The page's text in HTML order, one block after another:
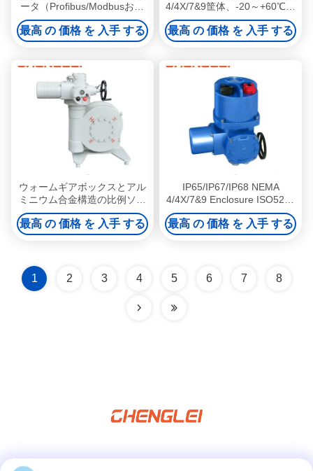
ータ（Profibus/Modbusおよ
び手動オーバーライド付き、
発電所向け）
最高 の 価格 を 入手 する
4/4X/7&9筐体、-20～+60℃環
境対応の防爆型電動アクチュ
エータ
最高 の 価格 を 入手 する
ウォームギアボックスとアル
ミニウム合金構造の比例ソレ
ノイド電動アクチュエータ
最高 の 価格 を 入手 する
IP65/IP67/IP68 NEMA
4/4X/7&9 Enclosure ISO5210
Thrust Flange Type Electric
Valve Actuator Quarter Turn
Electric Actuator
最高 の 価格 を 入手 する
1 2 3 4 5 6 7 8